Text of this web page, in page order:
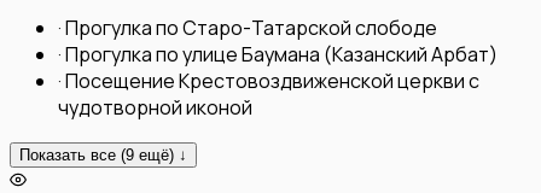
·Прогулка по Старо-Татарской слободе
·Прогулка по улице Баумана (Казанский Арбат)
·Посещение Крестовоздвиженской церкви с
чудотворной иконой
Показать все (9 ещё) ↓